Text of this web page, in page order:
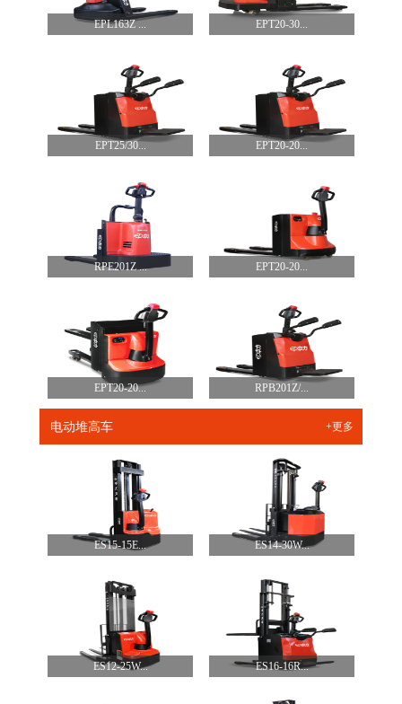
EPL163Z ... EPT20-30...
EPT25/30... EPT20-20...
RPE201Z ... EPT20-20...
EPT20-20... RPB201Z/...
电动堆高车 +更多
ES15-15E... ES14-30W...
ES12-25W... ES16-16R...